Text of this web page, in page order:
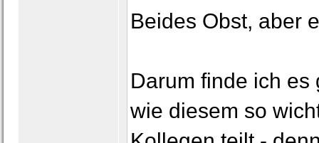
Beides Obst, aber
Darum finde ich
wie diesem so